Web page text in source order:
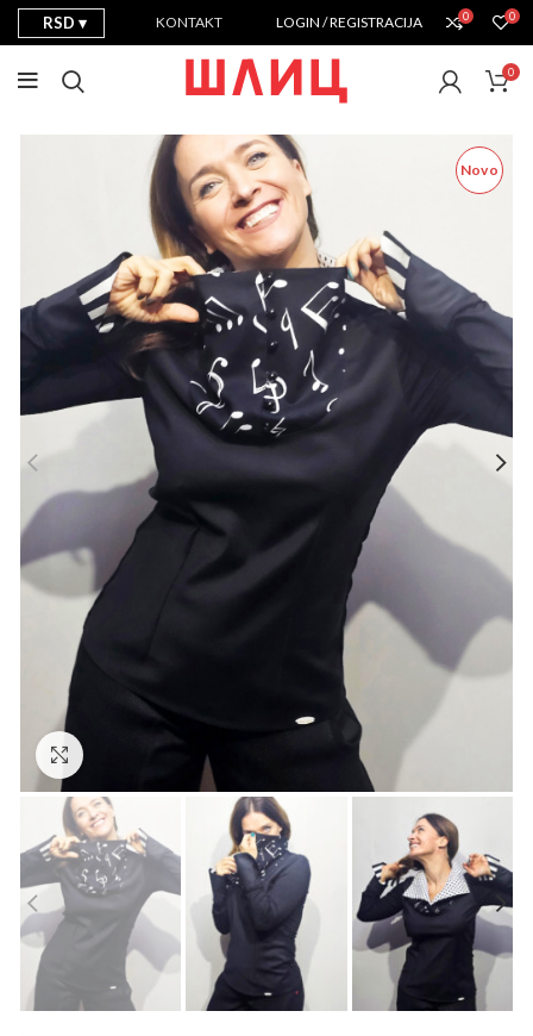
RSD KONTAKT LOGIN / REGISTRACIJA 0 0
0
Novo
Prikaži sliku u punoj veličini